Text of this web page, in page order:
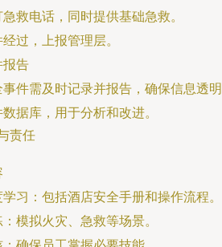
救电话，同时提供基础急救。
过，上报管理层。
报告
事件需及时记录并报告，确保信息透
据库，用于分析和改进。
责任
习：包括酒店安全手册和操作流程。
模拟火灾、急救等场景。